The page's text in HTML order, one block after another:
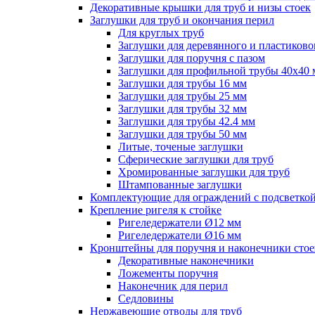
Декоративные крышки для труб и низы стоек
Заглушки для труб и окончания перил
Для круглых труб
Заглушки для деревянного и
Заглушки для поручня с пазом
Заглушки для профильной трубы 40х40
Заглушки для трубы 16 мм
Заглушки для трубы 25 мм
Заглушки для трубы 32 мм
Заглушки для трубы 42.4 мм
Заглушки для трубы 50 мм
Литые, точеные заглушки
Сферические заглушки для труб
Хромированные заглушки для труб
Штампованные заглушки
Комплектующие для ограждений с подсветкой
Крепление ригеля к стойке
Ригеледержатели Ø12 мм
Ригеледержатели Ø16 мм
Кронштейны для поручня и наконечники
Декоративные наконечники
Ложементы поручня
Наконечник для перил
Седловины
Нержавеющие отводы для труб